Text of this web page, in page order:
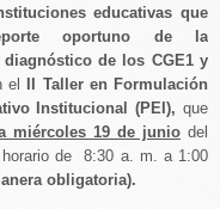
educativas que
oportuno de la
de los CGE1 y
el
II Taller en Formulación
Institucional (PEI), que
miércoles 19 de junio del
de 8:30 a. m. a 1:00
obligatoria).